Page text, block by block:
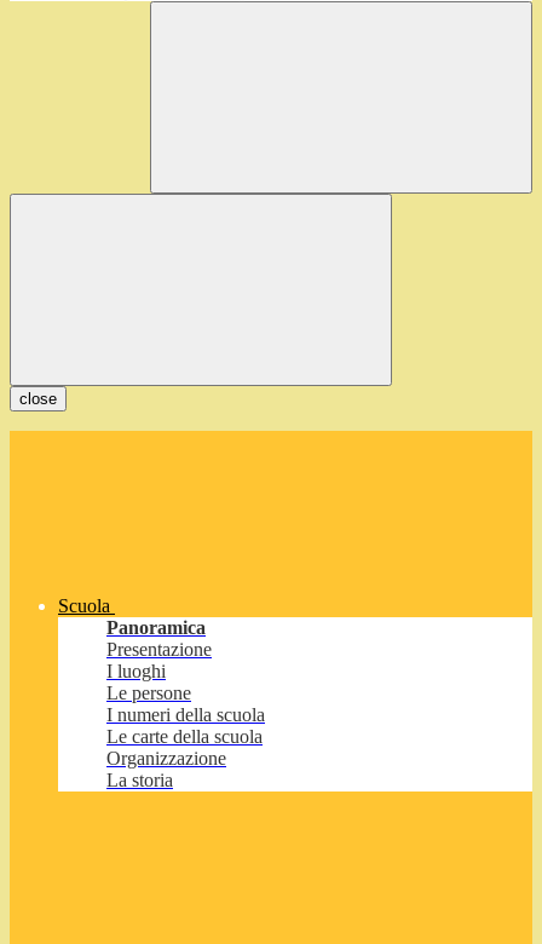
close
Scuola
Panoramica
Presentazione
I luoghi
Le persone
I numeri della scuola
Le carte della scuola
Organizzazione
La storia